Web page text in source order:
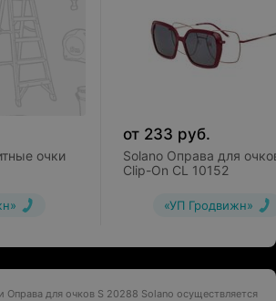
очки
от 233 руб.
Solano Оправа для
Clip-On CL 10152
«УП Гродвижн»
Оправа для очков S 20288 Solano осуществляется